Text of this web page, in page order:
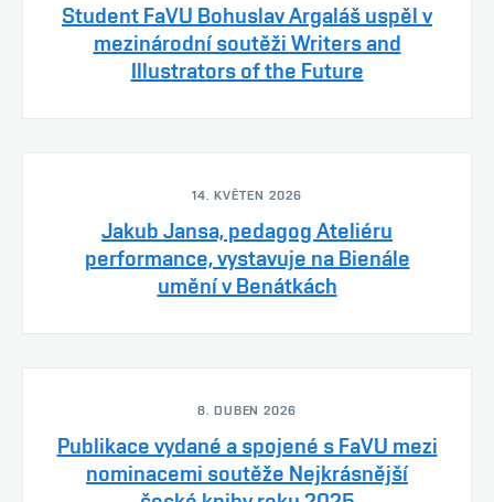
Student FaVU Bohuslav Argaláš uspěl v
mezinárodní soutěži Writers and
Illustrators of the Future
14. KVĚTEN 2026
Jakub Jansa, pedagog Ateliéru
performance, vystavuje na Bienále
umění v Benátkách
8. DUBEN 2026
Publikace vydané a spojené s FaVU mezi
nominacemi soutěže Nejkrásnější